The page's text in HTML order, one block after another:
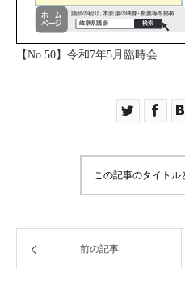
【No.50】令和7年5月臨時会
この記事のタイトル
前の記事